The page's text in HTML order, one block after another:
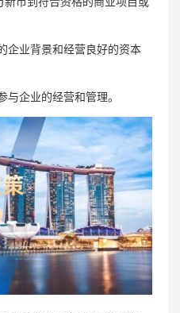
企业背景和经营良好的资本
企业的经营和管理。